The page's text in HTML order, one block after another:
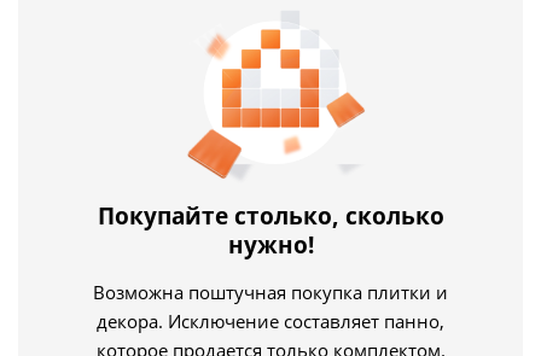
Покупайте столько, сколько
нужно!
Возможна поштучная покупка плитки и
декора. Исключение составляет панно,
которое продается только комплектом.